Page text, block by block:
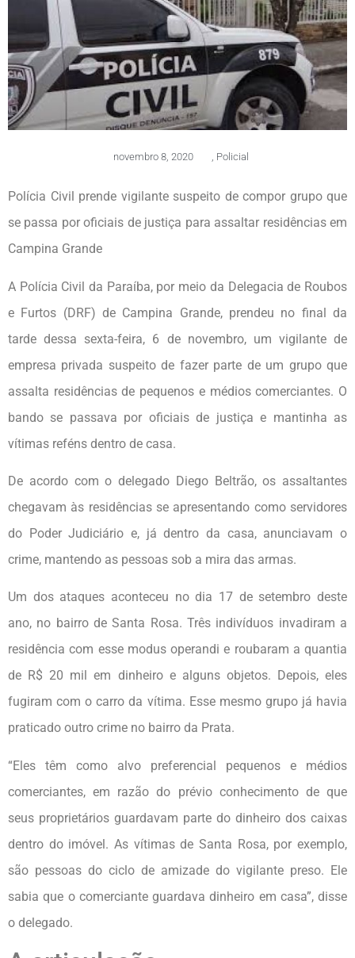
novembro 8, 2020 , Policial
Polícia Civil prende vigilante suspeito de compor grupo que
se passa por oficiais de justiça para assaltar residências em
Campina Grande
A Polícia Civil da Paraíba, por meio da Delegacia de Roubos
e Furtos (DRF) de Campina Grande, prendeu no final da
tarde dessa sexta-feira, 6 de novembro, um vigilante de
empresa privada suspeito de fazer parte de um grupo que
assalta residências de pequenos e médios comerciantes. O
bando se passava por oficiais de justiça e mantinha as
vítimas reféns dentro de casa.
De acordo com o delegado Diego Beltrão, os assaltantes
chegavam às residências se apresentando como servidores
do Poder Judiciário e, já dentro da casa, anunciavam o
crime, mantendo as pessoas sob a mira das armas.
Um dos ataques aconteceu no dia 17 de setembro deste
ano, no bairro de Santa Rosa. Três indivíduos invadiram a
residência com esse modus operandi e roubaram a quantia
de R$ 20 mil em dinheiro e alguns objetos. Depois, eles
fugiram com o carro da vítima. Esse mesmo grupo já havia
praticado outro crime no bairro da Prata.
“Eles têm como alvo preferencial pequenos e médios
comerciantes, em razão do prévio conhecimento de que
seus proprietários guardavam parte do dinheiro dos caixas
dentro do imóvel. As vítimas de Santa Rosa, por exemplo,
são pessoas do ciclo de amizade do vigilante preso. Ele
sabia que o comerciante guardava dinheiro em casa”, disse
o delegado.